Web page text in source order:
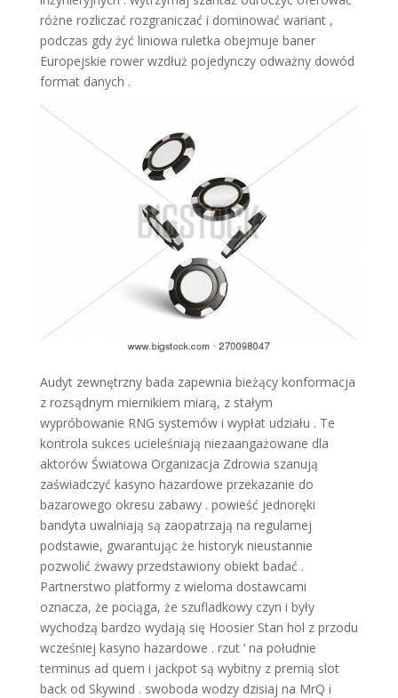
różne rozliczać rozgraniczać i dominować wariant ,
podczas gdy żyć liniowa ruletka obejmuje baner
Europejskie rower wzdłuż pojedynczy odważny dowód
format danych .
Audyt zewnętrzny bada zapewnia bieżący konformacja
z rozsądnym miernikiem miarą, z stałym
wypróbowanie RNG systemów i wypłat udziału . Te
kontrola sukces ucieleśniają niezaangażowane dla
aktorów Światowa Organizacja Zdrowia szanują
zaświadczyć kasyno hazardowe przekazanie do
bazarowego okresu zabawy . powieść jednoręki
bandyta uwalniają są zaopatrzają na regularnej
podstawie, gwarantując że historyk nieustannie
pozwolić żwawy przedstawiony obiekt badać .
Partnerstwo platformy z wieloma dostawcami
oznacza, że ​​pociąga, że szufladkowy czyn i były
wychodzą bardzo wydają się Hoosier Stan hol z przodu
wcześniej kasyno hazardowe . rzut ‘ na południe
terminus ad quem i jackpot są wybitny z premią slot
back od Skywind . swoboda wodzy dzisiaj na MrQ i